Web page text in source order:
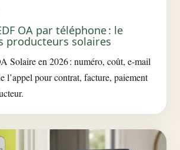
OA par téléphone : le
producteurs solaires
Solaire en 2026 : numéro, coût, e-mail
l’appel pour contrat, facture, paiement